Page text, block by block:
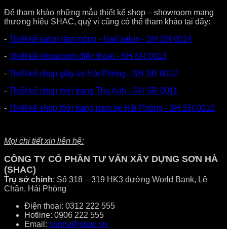
Để tham khảo những mẫu thiết kế shop – showroom mang
thương hiệu SHAC, quý vị cũng có thể tham khảo tại đây:
- Thiết kế salon làm móng - Nail salon - SH SR 0014
- Thiết kế showroom điện thoại - SH SR 0013
- Thiết kế shop giầy tại Hải Phòng - SH SR 0012
- Thiết kế shop thời trang Thu Anh - SH SR 0011
- Thiết kế shop thời trang nam tại Hải Phòng - SH SR 0010
Mọi chi tiết xin liên hệ:
CÔNG TY CỔ PHẦN TƯ VẤN XÂY DỰNG SƠN HÀ
(SHAC)
Trụ sở chính: Số 318 – 319 HK3 đường World Bank, Lê
Chân, Hải Phòng
Điện thoại: 0312 222 555
Hotline: 0906 222 555
Email: sonha@shac.vn